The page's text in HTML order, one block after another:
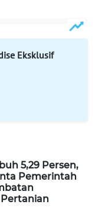
Eksklusif
5,29 Persen,
Pemerintah